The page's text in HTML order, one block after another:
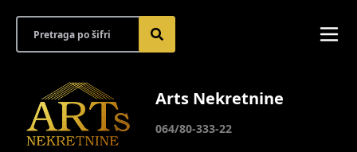
Arts Nekretnine
064/80-333-22